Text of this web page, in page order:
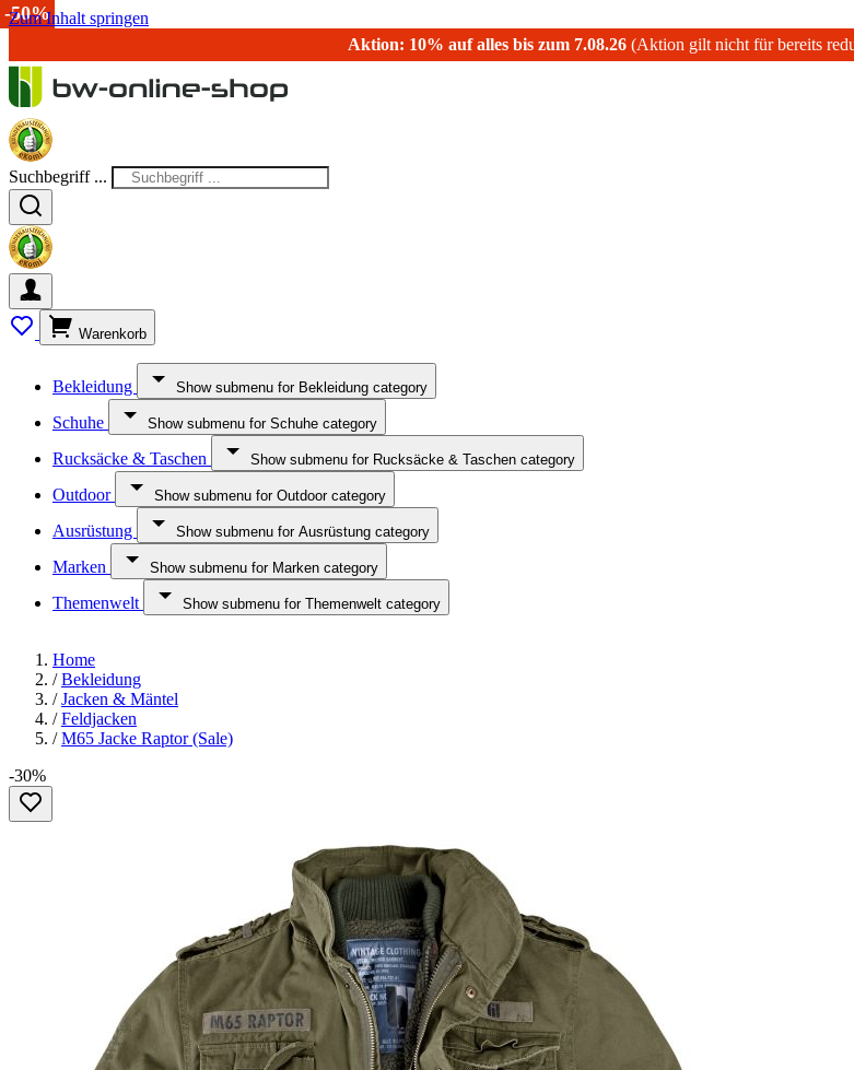
Zum Inhalt springen
Aktion: 10% auf alles bis zum 7.08.26(Aktion gilt nicht für bereits
Suchbegriff ...
Warenkorb
Bekleidung Show submenu for Bekleidung category
Schuhe Show submenu for Schuhe category
Rucksäcke & Taschen Show submenu for Rucksäcke & Taschen category
Outdoor Show submenu for Outdoor category
Ausrüstung Show submenu for Ausrüstung category
Marken Show submenu for Marken category
Themenwelt Show submenu for Themenwelt category
Home
/ Bekleidung
/ Jacken & Mäntel
/ Feldjacken
/ M65 Jacke Raptor (Sale)
-30%
-15%
-14%
-43%
-14%
-50%
-50%